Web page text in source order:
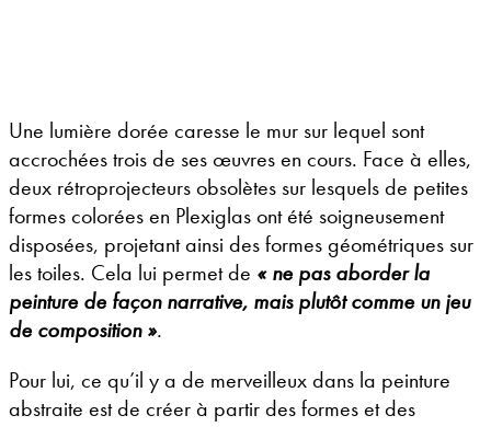
Une lumière dorée caresse le mur sur lequel sont
accrochées trois de ses œuvres en cours. Face à elles,
deux rétroprojecteurs obsolètes sur lesquels de petites
formes colorées en Plexiglas ont été soigneusement
disposées, projetant ainsi des formes géométriques sur
les toiles. Cela lui permet de « ne pas aborder la
peinture de façon narrative, mais plutôt comme un jeu
de composition ».
Pour lui, ce qu’il y a de merveilleux dans la peinture
abstraite est de créer à partir des formes et des